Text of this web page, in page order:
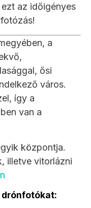
az időigényes
a
ősi
város.
így a
van a
központja.
illetve vitorlázni